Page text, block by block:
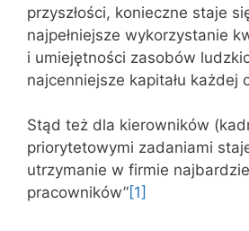
przyszłości, konieczne staje
najpełniejsze wykorzystanie
i umiejętności zasobów
najcenniejsze kapitału każdej
Stąd też dla kierowników
priorytetowymi zadaniami
utrzymanie w firmie
pracowników”[1]